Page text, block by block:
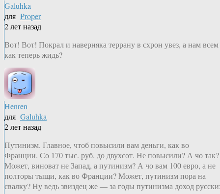
Galuhka
для Proper
2 лет назад
Вот! Вот! Покрал и наверняка террану в схрон увез, а нам всем
как теперь жидь?
Henren
для Galuhka
2 лет назад
Путинизм. Главное, чтоб повысили вам деньги, как во
Франции. Со 170 тыс. руб. до двухсот. Не повысили? А чо так?
Может, виноват не Запад, а путинизм? А чо вам 100 евро, а не
полторы тыщи, как во Франции? Может, путинизм пора на
свалку? Ну ведь звиздец же — за годы путинизма доход